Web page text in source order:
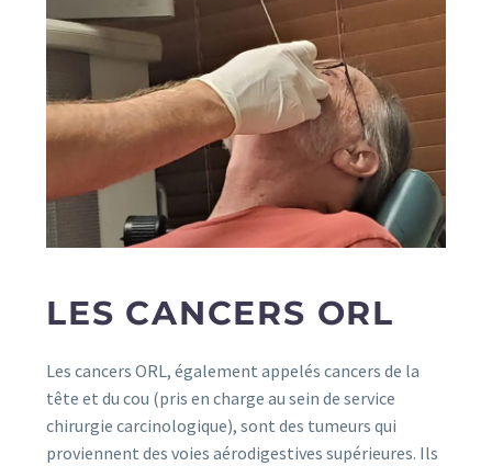
LES CANCERS ORL
Les cancers ORL, également appelés cancers de la
tête et du cou (pris en charge au sein de service
chirurgie carcinologique), sont des tumeurs qui
proviennent des voies aérodigestives supérieures. Ils